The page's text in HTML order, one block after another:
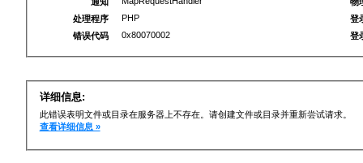
处理程序
PHP
错误代码
0x80070002
登
登
详细信息:
此错误表明文件或目录在服务器上不存在。请创建文件或目录并重新尝试请求。
查看详细信息 »